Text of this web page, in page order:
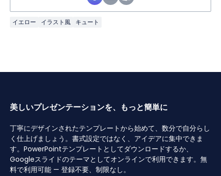
イエロー イラスト風 キュート
美しいプレゼンテーションを、もっと簡単に
丁寧にデザインされたテンプレートから始めて、数分で自分らし
く仕上げましょう。書式設定ではなく、アイデアに集中できま
す。PowerPointテンプレートとしてダウンロードするか、
Googleスライドのテーマとしてオンラインで利用できます。無
料で利用可能 — 登録不要、制限なし。